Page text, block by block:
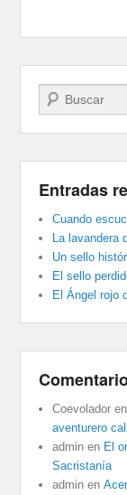
Buscar
Entradas
Cuando
La lavandera
Un sello
El sello
El Ángel rojo
Coevolador en
aventurero
admin en El
Sacristanía
admin en